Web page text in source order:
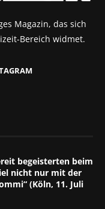
Magazin, das sich
Bereich widmet.
begeisterten beim
nicht nur mit der
(Köln, 11. Juli